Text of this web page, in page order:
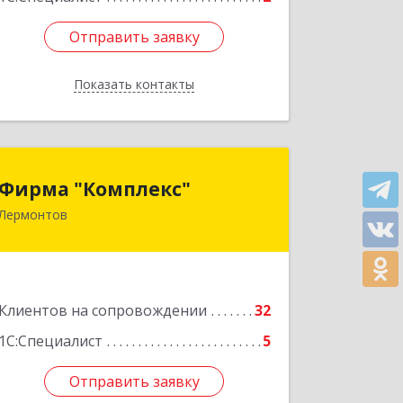
Отправить заявку
Показать контакты
Отправить заявку
Назад
Фирма "Комплекс"
Лермонтов
Клиентов на сопровождении
32
1С:Специалист
5
Отправить заявку
357348, Ставропольский край,
Подробнее
Отправить заявку